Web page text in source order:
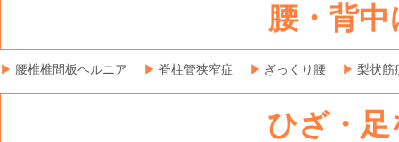
腰・背
腰椎椎間板ヘルニア 脊柱管狭窄症 ぎっくり腰 梨状筋
ひざ・